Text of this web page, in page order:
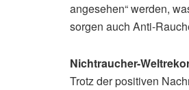
angesehen“ werden,
sorgen auch Anti-
Nichtraucher-
Trotz der positiven